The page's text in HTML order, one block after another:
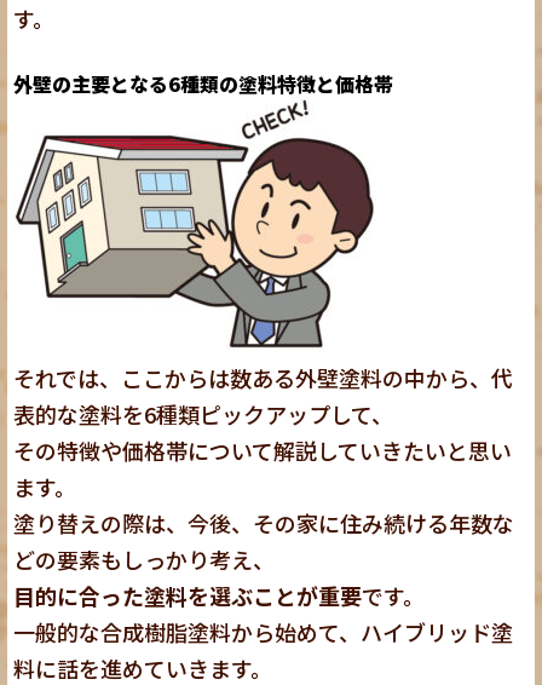
す。
外壁の主要となる6種類の塗料特徴と価格帯
それでは、ここからは数ある外壁塗料の中から、代
表的な塗料を6種類ピックアップして、
その特徴や価格帯について解説していきたいと思い
ます。
塗り替えの際は、今後、その家に住み続ける年数な
どの要素もしっかり考え、
目的に合った塗料を選ぶことが重要です。
一般的な合成樹脂塗料から始めて、ハイブリッド塗
料に話を進めていきます。